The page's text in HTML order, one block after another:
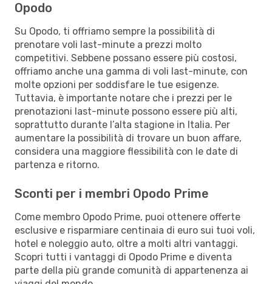
Opodo
Su Opodo, ti offriamo sempre la possibilità di
prenotare voli last-minute a prezzi molto
competitivi. Sebbene possano essere più costosi,
offriamo anche una gamma di voli last-minute, con
molte opzioni per soddisfare le tue esigenze.
Tuttavia, è importante notare che i prezzi per le
prenotazioni last-minute possono essere più alti,
soprattutto durante l’alta stagione in Italia. Per
aumentare la possibilità di trovare un buon affare,
considera una maggiore flessibilità con le date di
partenza e ritorno.
Sconti per i membri Opodo Prime
Come membro Opodo Prime, puoi ottenere offerte
esclusive e risparmiare centinaia di euro sui tuoi voli,
hotel e noleggio auto, oltre a molti altri vantaggi.
Scopri tutti i vantaggi di Opodo Prime e diventa
parte della più grande comunità di appartenenza ai